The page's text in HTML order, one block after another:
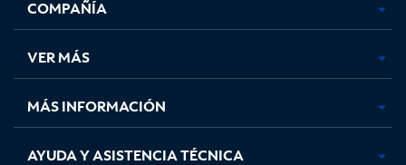
abre
en
pestaña
nueva
abre
en
pestaña
nueva
abre
en
pestaña
nueva
en
nueva
COMPAÑÍA
VER MÁS
MÁS INFORMACIÓN
AYUDA Y ASISTENCIA TÉCNICA